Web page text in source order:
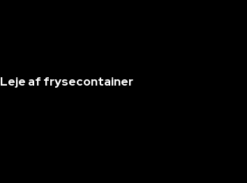
Leje af frysecontainer